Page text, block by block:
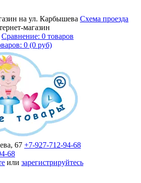
на ул. Карбышева Схема проезда
магазин
Сравнение: 0 товаров
0 (0 руб)
67 +7-927-712-94-68
68
или зарегистрируйтесь